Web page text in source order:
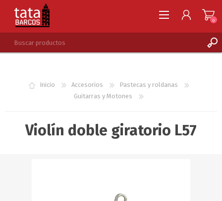
LISTA DE DESEOS
0
Inicio Accesorios
Pastecas y roldanas
Guitarras y Motones
Violín doble giratorio L57